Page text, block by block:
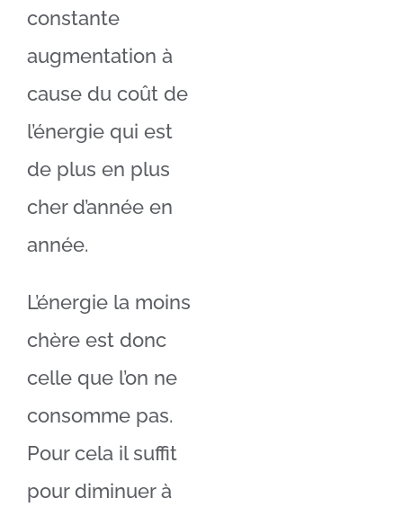
constante
augmentation à
cause du coût de
l’énergie qui est
de plus en plus
cher d’année en
année.
L’énergie la moins
chère est donc
celle que l’on ne
consomme pas.
Pour cela il suffit
pour diminuer à